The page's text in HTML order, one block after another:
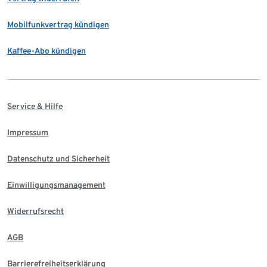
Mobilfunkvertrag kündigen
Kaffee-Abo kündigen
Service & Hilfe
Impressum
Datenschutz und Sicherheit
Einwilligungsmanagement
Widerrufsrecht
AGB
Barrierefreiheitserklärung